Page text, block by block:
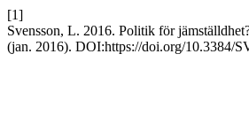
[1]
Svensson, L. 2016. Politik för
(jan. 2016). DOI:https://doi.org/10.3384/